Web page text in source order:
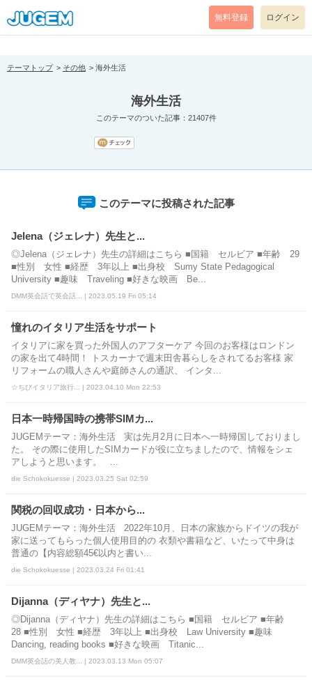
[pear_error: message="Success" code=0 mode=return level=notice
prefix="" info=""]
無料登録 ログイン
テーマトップ その他 海外生活
海外生活
このテーマのついた記事：21407件
このテーマに投稿された記事
Jelena（ジェレナ）先生と...
◎Jelena（ジェレナ）先生の詳細はこちら ■国籍 セルビア ■年齢 29
■性別 女性 ■経歴 3年以上 ■出身校 Sumy State Pedagogical
University ■趣味 Traveling ■好きな映画 Be...
DMM英会話で英会話... | 2023.05.19 Fri 05:14
憧れのイタリア生活をサポート
イタリアに家を買った外国人のアフターケア 今回のお客様はロンドン
の家を出て4時間！ トスカーナで週末田舎暮らしをされてるお客様 家
リフォームの職人さんや庭師さんの通訳、 インタ...
☆ちびイタリア旅行... | 2023.04.10 Mon 22:53
日本一時帰国時の携帯SIMカ...
JUGEMテーマ：海外生活 実は先月2月に日本へ一時帰国しておりまし
た。 その際に使用したSIMカードが役に立ちましたので、情報をシェ
アしようと思います。 ...
die Schokokuesse | 2023.03.25 Sat 02:59
関税の回収成功・日本から...
JUGEMテーマ：海外生活 2022年10月、日本の家族からドイツの我が
家に送ってもらった個人使用目的の 衣類や書籍など、いたって中身は
普通の【内容総額45€以内と書い...
die Schokokuesse | 2023.03.24 Fri 01:41
Dijanna（ディヤナ）先生と...
◎Dijanna（ディヤナ）先生の詳細はこちら ■国籍 セルビア ■年齢
28 ■性別 女性 ■経歴 3年以上 ■出身校 Law University ■趣味
Dancing, reading books ■好きな映画 Titanic...
DMM英会話の美人教... | 2023.03.13 Mon 05:07